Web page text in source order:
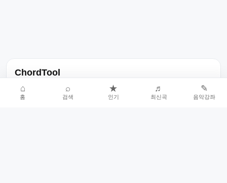
ChordTool
노래 가사, 곡 정보, 코드, 악보를 한곳에서 찾을 수 있는 음악 정보
서비스입니다.
⌂
홈
⌕
검색
★
인기
♬
최신곡
✎
음악강좌